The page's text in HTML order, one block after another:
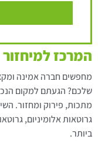
המרכז למיחזור
מחפשים חברה אמינה
שלכם? הגעתם למקום
מתכות, פירוק ומחזור.
גרוטאות אלומיניום,
ביותר.